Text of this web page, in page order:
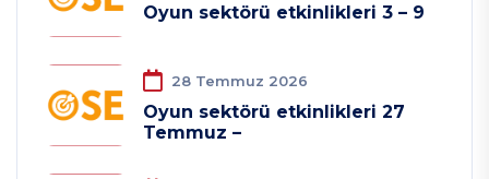
Oyun sektörü etkinlikleri 3 – 9
28 Temmuz 2026
Oyun sektörü etkinlikleri 27
Temmuz –